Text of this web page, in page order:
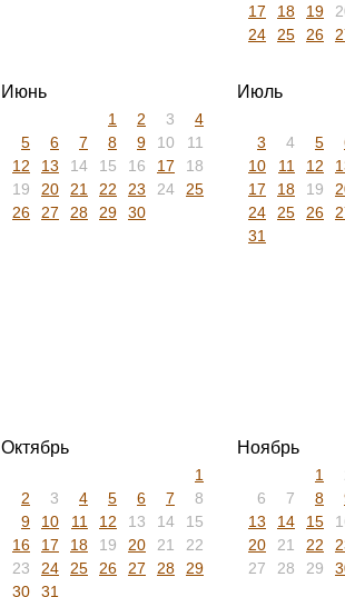
17
18 19
24
25 26
Июнь
1 2 3
4
5
6 7 8 9 10
11
12
13 14 15 16 17
18
19
20 21 22 23 24
25
26
27 28 29 30
Июль
3
4 5
10
11 12
17
18 19
24
25 26
31
Октябрь
1
2
3 4 5 6 7
8
9
10 11 12 13 14
15
16
17 18 19 20 21
22
23
24 25 26 27 28
29
30
31
Ноябрь
1
6
7 8
13
14 15
20
21 22
27
28 29